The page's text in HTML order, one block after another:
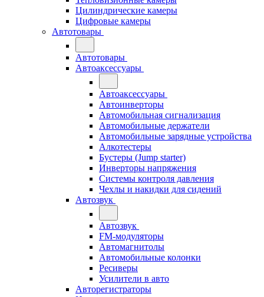
Цилиндрические камеры
Цифровые камеры
Автотовары
Автотовары
Автоаксессуары
Автоаксессуары
Автоинверторы
Автомобильная сигнализация
Автомобильные держатели
Автомобильные зарядные устройства
Алкотестеры
Бустеры (Jump starter)
Инверторы напряжения
Системы контроля давления
Чехлы и накидки для сидений
Автозвук
Автозвук
FM-модуляторы
Автомагнитолы
Автомобильные колонки
Ресиверы
Усилители в авто
Авторегистраторы